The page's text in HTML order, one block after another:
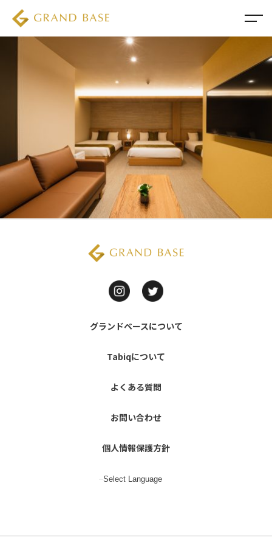
グランドベースについて
Tabiqについて
よくある質問
お問い合わせ
個人情報保護方針